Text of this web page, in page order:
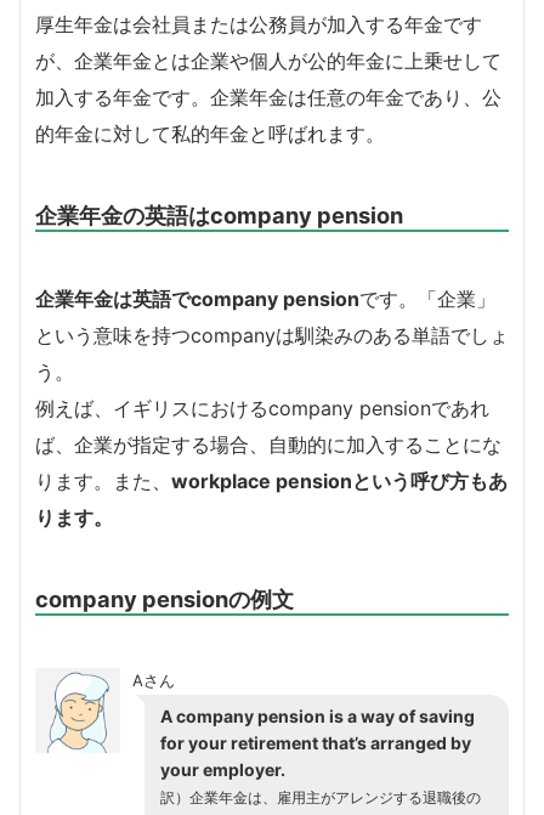
厚生年金は会社員または公務員が加入する年金です
が、企業年金とは企業や個人が公的年金に上乗せして
加入する年金です。企業年金は任意の年金であり、公
的年金に対して私的年金と呼ばれます。
企業年金の英語はcompany pension
企業年金は英語でcompany pensionです。「企業」
という意味を持つcompanyは馴染みのある単語でしょ
う。
例えば、イギリスにおけるcompany pensionであれ
ば、企業が指定する場合、自動的に加入することにな
ります。また、 workplace pensionという呼び方もあ
ります。
company pensionの例文
Aさん
A company pension is a way of saving
for your retirement that’s arranged by
your employer.
訳）企業年金は、雇用主がアレンジする退職後の